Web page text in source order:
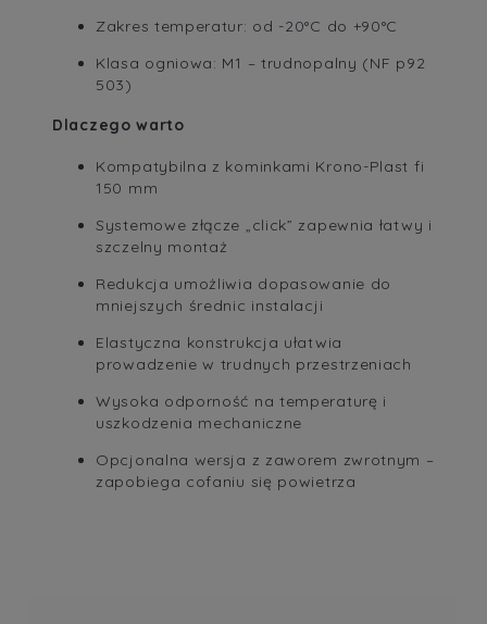
Zakres temperatur: od -20°C do +90°C
Klasa ogniowa: M1 – trudnopalny (NF p92
503)
Dlaczego warto
Kompatybilna z kominkami Krono-Plast fi
150 mm
Systemowe złącze „click” zapewnia łatwy i
szczelny montaż
Redukcja umożliwia dopasowanie do
mniejszych średnic instalacji
Elastyczna konstrukcja ułatwia
prowadzenie w trudnych przestrzeniach
Wysoka odporność na temperaturę i
uszkodzenia mechaniczne
Opcjonalna wersja z zaworem zwrotnym –
zapobiega cofaniu się powietrza